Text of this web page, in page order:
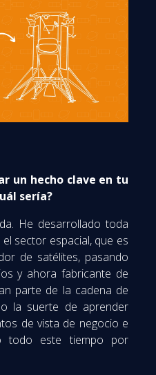
un hecho clave en tu
sería?
He desarrollado toda
sector espacial, que es
de satélites, pasando
y ahora fabricante de
parte de la cadena de
la suerte de aprender
de vista de negocio e
todo este tiempo por